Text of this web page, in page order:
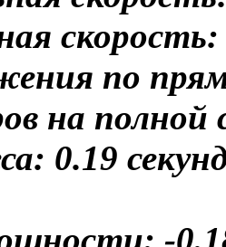
по
на полной
0.19
-